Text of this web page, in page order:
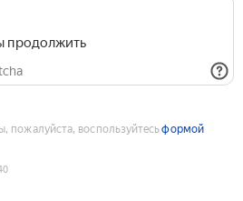
продолжить
пожалуйста, воспользуйтесьформой